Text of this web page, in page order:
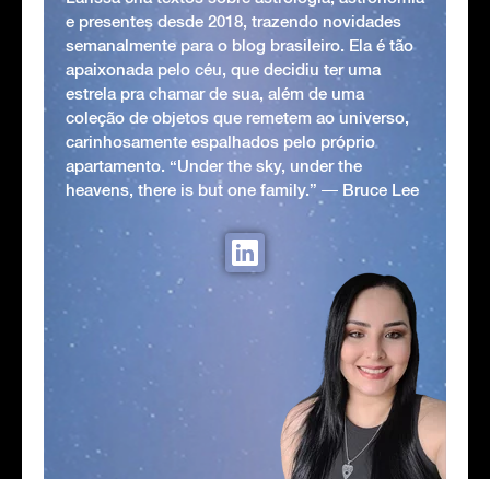
e presentes desde 2018, trazendo novidades
semanalmente para o blog brasileiro. Ela é tão
apaixonada pelo céu, que decidiu ter uma
estrela pra chamar de sua, além de uma
coleção de objetos que remetem ao universo,
carinhosamente espalhados pelo próprio
apartamento. “Under the sky, under the
heavens, there is but one family.” ― Bruce Lee